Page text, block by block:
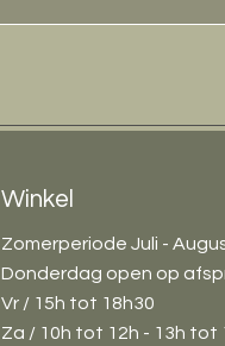
Winkel
Zomerperiode Juli -
Donderdag open op
Vr / 15h tot 18h30
Za / 10h tot 12h - 13h tot